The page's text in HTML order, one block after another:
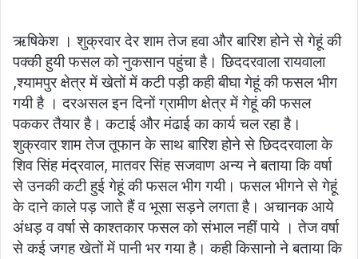
ऋषिकेश । शुक्रवार देर शाम तेज हवा और बारिश होने से गेहूं की
पक्की हुयी फसल को नुकसान पहुंचा है। छिददरवाला रायवाला
,श्यामपुर क्षेत्र में खेतों में कटी पड़ी कही बीघा गेहूं की फसल भीग
गयी है । दरअसल इन दिनों ग्रामीण क्षेत्र में गेहूं की फसल
पककर तैयार है। कटाई और मंढाई का कार्य चल रहा है।
शुक्रवार शाम तेज तूफान के साथ बारिश होने से छिददरवाला के
शिव सिंह मंद्रवाल, मातवर सिंह सजवाण अन्य ने बताया कि वर्षा
से उनकी कटी हुई गेहूं की फसल भीग गयी। फसल भीगने से गेहूं
के दाने काले पड़ जाते हैं व भूसा सड़ने लगता है। अचानक आये
अंधड़ व वर्षा से काश्तकार फसल को संभाल नहीं पाये । तेज वर्षा
से कई जगह खेतों में पानी भर गया है। कही किसानो ने बताया कि